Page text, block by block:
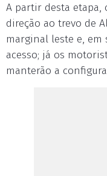
A partir desta etapa,
direção ao trevo de
marginal leste e, em
acesso; já os
manterão a